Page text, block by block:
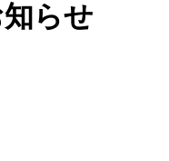
らせ